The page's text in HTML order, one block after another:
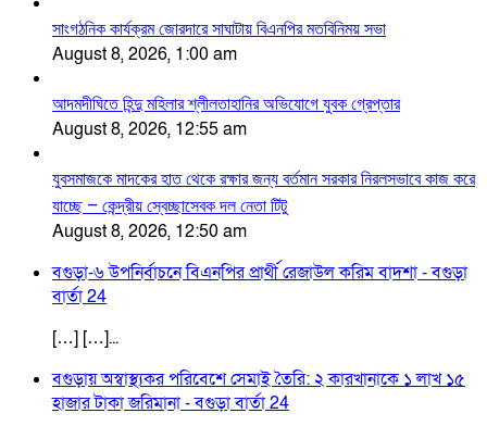
সাংগঠনিক কার্যক্রম জোরদারে সাঘাটায় বিএনপির মতবিনিময় সভা
August 8, 2026, 1:00 am
আদমদীঘিতে হিন্দু মহিলার শ্লীলতাহানির অভিযোগে যুবক গ্রেপ্তার
August 8, 2026, 12:55 am
যুবসমাজকে মাদকের হাত থেকে রক্ষার জন্য বর্তমান সরকার নিরলসভাবে কাজ করে
যাচ্ছে – কেন্দ্রীয় স্বেচ্ছাসেবক দল নেতা টিটু
August 8, 2026, 12:50 am
বগুড়া-৬ উপনির্বাচনে বিএনপির প্রার্থী রেজাউল করিম বাদশা - বগুড়া
বার্তা 24
[…] […]...
বগুড়ায় অস্বাস্থ্যকর পরিবেশে সেমাই তৈরি: ২ কারখানাকে ১ লাখ ১৫
হাজার টাকা জরিমানা - বগুড়া বার্তা 24